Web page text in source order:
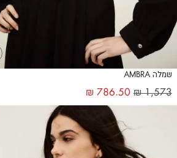
שמלה AMBRA
₪1,573
₪ 786.50